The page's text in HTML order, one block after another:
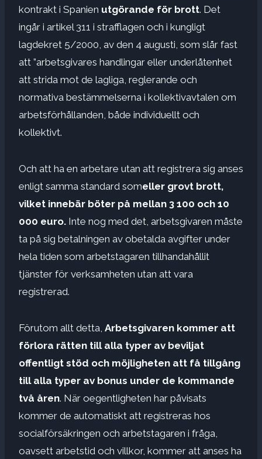
kontrakt i Spanien utgörande för brott. Det
ingår i artikel 311 i strafflagen och i kungligt
lagdekret 5/2000, av den 4 augusti, som slår fast
att ”arbetsgivares handlingar eller underlåtenhet
att strida mot de lagliga, reglerande och
normativa bestämmelserna i kollektivavtalen om
arbetsförhållanden, både individuellt och
kollektivt.
Och att ha en arbetare utan att registrera sig anses
enligt samma standard someller grovt brott,
vilket innebär böter på mellan 3 100 och 10
000 euro. Inte nog med det, arbetsgivaren måste
ta på sig betalningen av obetalda avgifter under
hela tiden som arbetstagaren tillhandahållit
tjänster för verksamheten utan att vara
registrerad.
Förutom allt detta, Arbetsgivaren kommer att
förlora rätten till alla typer av beviljat
offentligt stöd och möjligheten att få tillgång
till alla typer av bonus under de kommande
två åren. När oegentligheten har påvisats
kommer de automatiskt att registreras hos
socialförsäkringen och arbetstagaren i fråga,
oavsett arbetstid och villkor, kommer att anses ha